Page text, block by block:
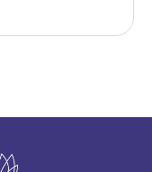
suas famílias,
geral. Nestes
adicionais de